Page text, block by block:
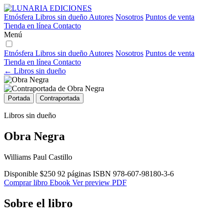
Etnósfera Libros sin dueño Autores Nosotros Puntos de venta
Tienda en línea Contacto
Menú
Etnósfera Libros sin dueño Autores Nosotros Puntos de venta
Tienda en línea Contacto
← Libros sin dueño
Portada Contraportada
Libros sin dueño
Obra Negra
Williams Paul Castillo
Disponible $250 92 páginas ISBN 978-607-98180-3-6
Comprar libro Ebook Ver preview PDF
Sobre el libro